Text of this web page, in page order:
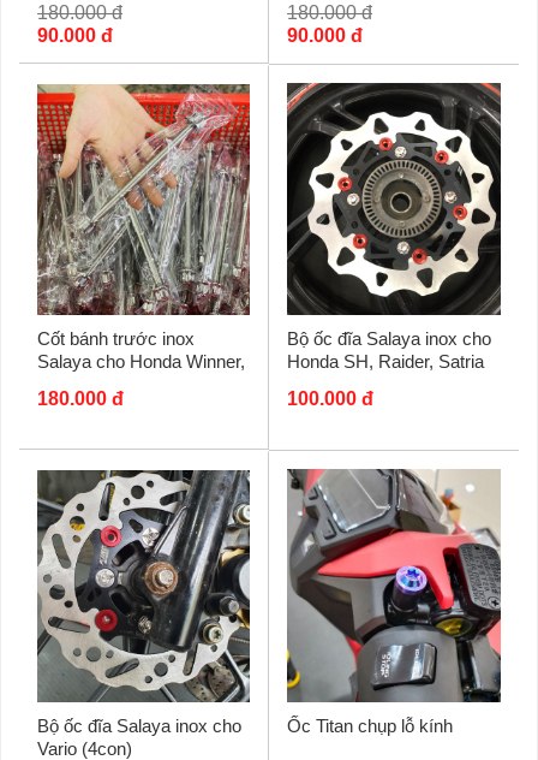
180.000 đ
90.000 đ
180.000 đ
90.000 đ
Cốt bánh trước inox
Salaya cho Honda Winner,
180.000 đ
Bộ ốc đĩa Salaya inox cho
Honda SH, Raider, Satria
100.000 đ
Bộ ốc đĩa Salaya inox cho
Vario (4con)
Ốc Titan chụp lỗ kính